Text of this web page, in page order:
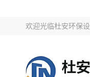
欢迎光临杜安环保